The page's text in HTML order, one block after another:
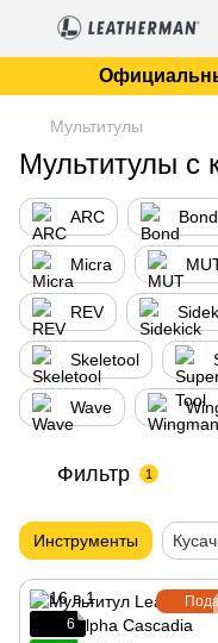
Мультитулы
Мультитулы с
ARC Bond
Micra
REV
Skeletool
Wave
Фильтр 1
Инструменты
6